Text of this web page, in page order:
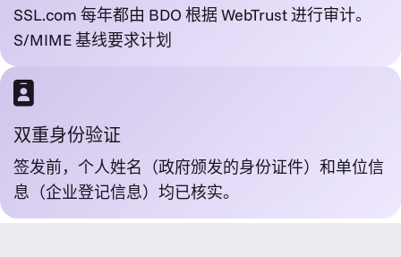
SSL.com 每年都由 BDO 根据 WebTrust 进行审计。
S/MIME 基线要求计划
双重身份验证
签发前，个人姓名（政府颁发的身份证件）和单位信
息（企业登记信息）均已核实。